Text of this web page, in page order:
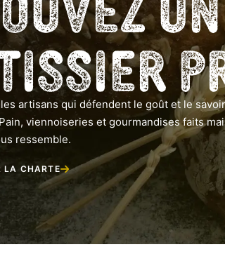
artisans qui défendent le goût et le
viennoiseries et gourmandises faits
ressemble.
LA CHARTE